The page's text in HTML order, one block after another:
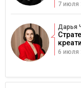
7 июля
Дарья
6 июля